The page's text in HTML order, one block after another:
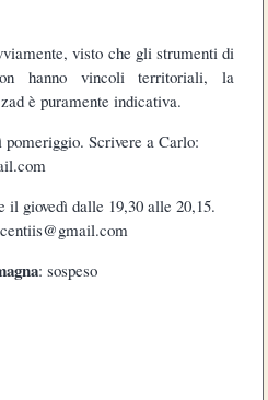
visto che gli strumenti di
hanno vincoli territoriali, la
è puramente indicativa.
pomeriggio. Scrivere a Carlo:
il giovedì dalle 19,30 alle 20,15.
: sospeso